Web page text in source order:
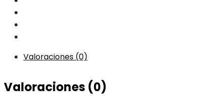
Valoraciones (0)
Valoraciones (0)